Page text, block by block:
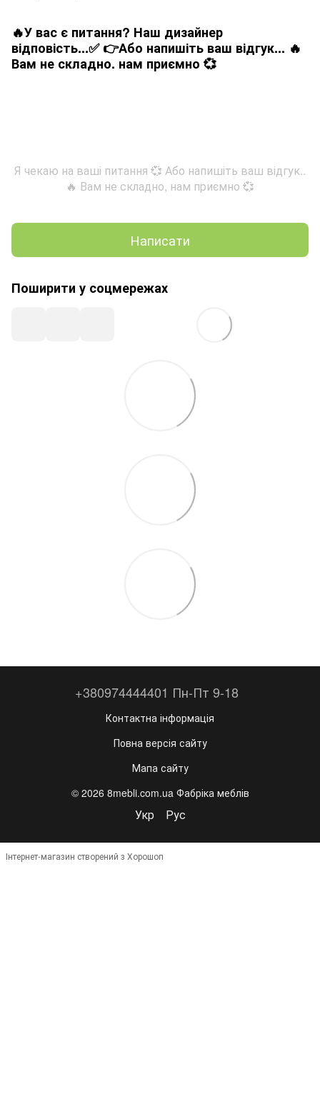
🔥У вас є питання? Наш дизайнер
відповість...✅ 👉Або напишіть ваш відгук... 🔥
Вам не складно. нам приємно 💞
Я чекаю на ваші питання 💞 Або напишіть ваш відгук..
🔥 Вам не складно, нам приємно 💞
Написати
Поширити у соцмережах
+380974444401 Пн-Пт 9-18
Контактна інформація
Повна версія сайту
Мапа сайту
© 2026 8mebli.com.ua Фабріка меблів
Укр Рус
Інтернет-магазин створений з Хорошоп